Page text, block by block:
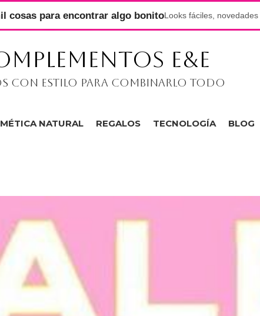
cosas para encontrar algo bonitoLooks fáciles,
E&E
con estilo para combinarlo todo
NATURAL REGALOS TECNOLOGÍA BLOG